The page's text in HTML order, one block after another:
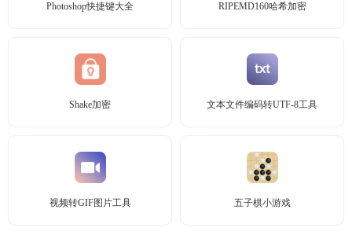
Photoshop快捷键大全 RIPEMD160哈希加密
Shake加密 文本文件编码转UTF-8工具
视频转GIF图片工具 五子棋小游戏